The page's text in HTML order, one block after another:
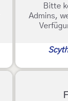
Bitte
Admins,